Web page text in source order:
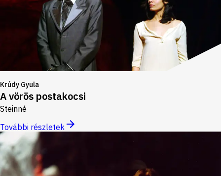
Krúdy Gyula
A vörös postakocsi
Steinné
További részletek